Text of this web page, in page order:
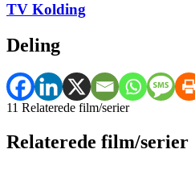
TV Kolding
Deling
11 Relaterede film/serier
Relaterede film/serier